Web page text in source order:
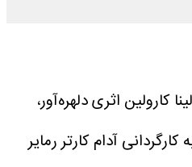
کارولین اثری دلهره‌آور،
آدام کارتر رمایر